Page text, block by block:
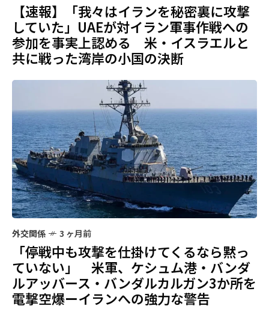
【速報】「我々はイランを秘密裏に攻撃
していた」UAEが対イラン軍事作戦への
参加を事実上認める 米・イスラエルと
共に戦った湾岸の小国の決断
外交関係 3 ヶ月前
「停戦中も攻撃を仕掛けてくるなら黙っ
ていない」 米軍、ケシュム港・バンダ
ルアッバース・バンダルカルガン3か所を
電撃空爆ーイランへの強力な警告